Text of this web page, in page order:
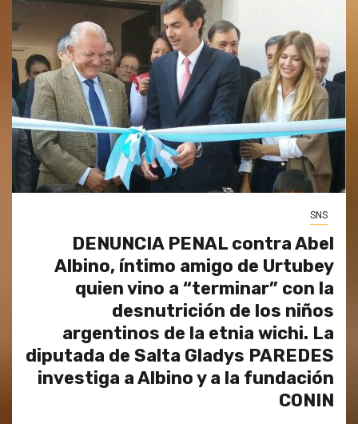
SNS
DENUNCIA PENAL contra Abel
Albino, íntimo amigo de Urtubey
quien vino a “terminar” con la
desnutrición de los niños
argentinos de la etnia wichi. La
diputada de Salta Gladys PAREDES
investiga a Albino y a la fundación
CONIN